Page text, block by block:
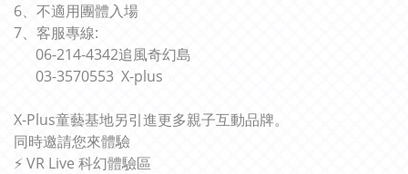
6、不適用團體入場
7、 客服專線:
06-214-4342追風奇幻島
03-3570553 X-plus
X-Plus童藝基地另引進更多親子互動品牌。
同時邀請您來體驗
⚡️ VR Live 科幻體驗區